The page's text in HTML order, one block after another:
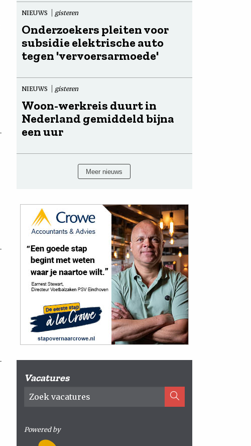
NIEUWS gisteren
Onderzoekers pleiten voor
subsidie elektrische auto
tegen 'vervoersarmoede'
NIEUWS gisteren
Woon-werkreis duurt in
Nederland gemiddeld bijna
een uur
Meer nieuws
Vacatures
Powered by